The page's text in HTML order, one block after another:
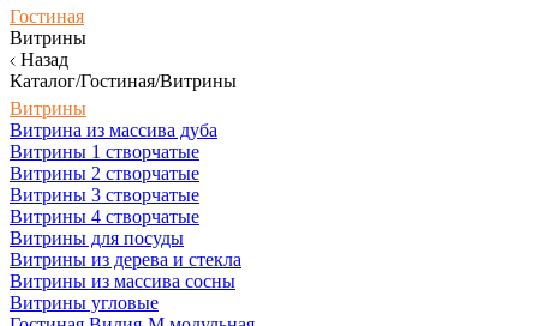
Гостиная
Витрины
Назад
Каталог/Гостиная/Витрины
Витрины
Витрина из массива дуба
Витрины 1 створчатые
Витрины 2 створчатые
Витрины 3 створчатые
Витрины 4 створчатые
Витрины для посуды
Витрины из дерева и стекла
Витрины из массива сосны
Витрины угловые